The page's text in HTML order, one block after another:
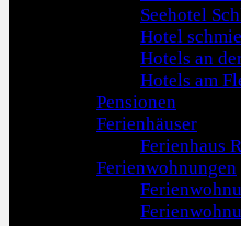
Seehotel
Hotel
Hotels an
Hotels am
Pensionen
Ferienhäuser
Ferienhaus
Ferienwohnungen